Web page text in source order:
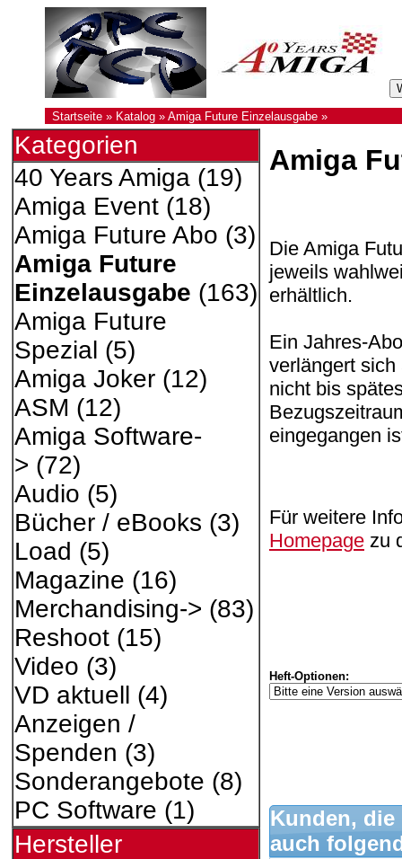
Startseite » Katalog » Amiga Future Einzelausgabe »
Kategorien
40 Years Amiga (19)
Amiga Event (18)
Amiga Future Abo (3)
Amiga Future
Einzelausgabe (163)
Amiga Future
Spezial (5)
Amiga Joker (12)
ASM (12)
Amiga Software-
> (72)
Audio (5)
Bücher / eBooks (3)
Load (5)
Magazine (16)
Merchandising-> (83)
Reshoot (15)
Video (3)
VD aktuell (4)
Anzeigen /
Spenden (3)
Sonderangebote (8)
PC Software (1)
Hersteller
Amiga
Die Amiga
jeweils
erhältlich.
Ein Jahres-
verlängert
nicht bis
eingegangen
Für weitere
Homepage zu
Heft-Optionen:
Kunden, die
auch